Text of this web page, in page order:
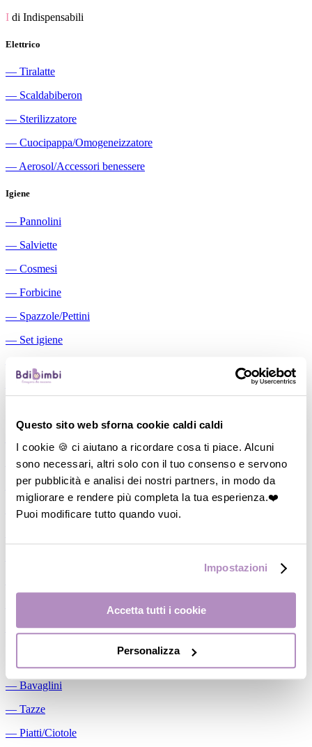
Questo sito web sforna cookie caldi caldi
I cookie 🍪 ci aiutano a ricordare cosa ti piace. Alcuni
sono necessari, altri solo con il tuo consenso e servono
per pubblicità e analisi dei nostri partners, in modo da
migliorare e rendere più completa la tua esperienza.❤️
Puoi modificare tutto quando vuoi.
Impostazioni
Accetta tutti i cookie
Personalizza
I di Indispensabili
Elettrico
― Tiralatte
― Scaldabiberon
― Sterilizzatore
― Cuocipappa/Omogeneizzatore
― Aerosol/Accessori benessere
Igiene
― Pannolini
― Salviette
― Cosmesi
― Forbicine
― Spazzole/Pettini
― Set igiene
Aspiratori nasali manuali
―
Cuscini allattamento
―Biberon
―
Tettarelle
―Succhietti
Conservalatte Materno
―Massaggiagengive
― Bavaglini
― Tazze
― Piatti/Ciotole